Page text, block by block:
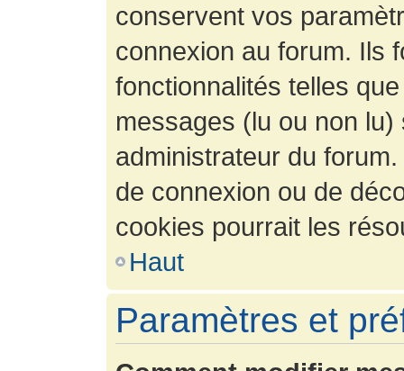
conservent vos
connexion au forum. Ils
fonctionnalités telles
messages (lu ou non
administrateur du
de connexion ou de
cookies pourrait les
Haut
Paramètres et